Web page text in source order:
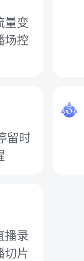
量变
场控
留时
播录
切片